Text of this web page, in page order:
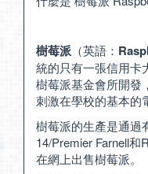
樹莓派 （英語：
統的只有一張信用卡
樹莓派基金會所開發
刺激在學校的基本的
樹莓派的生產是通過
14/Premier Farnell
在網上出售樹莓派。